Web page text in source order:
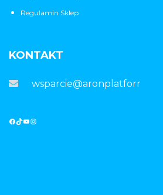
Regulamin Sklep
KONTAKT
wsparcie@aronplatforma.pl